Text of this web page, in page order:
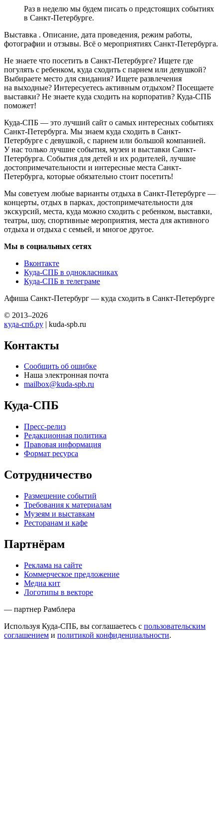
Раз в неделю мы будем писать о предстоящих событиях
в Санкт-Петербурге.
Выставка . Описание, дата проведения, режим работы,
фотографии и отзывы. Всё о мероприятиях Санкт-Петербурга.
Не знаете что посетить в Санкт-Петербурге? Ищете где
погулять с ребенком, куда сходить с парнем или девушкой?
Выбираете место для свидания? Ищете развлечения
на выходные? Интересуетесь активным отдыхом? Посещаете
выставки? Не знаете куда сходить на корпоратив? Куда-СПБ
поможет!
Куда-СПБ — это лучший сайт о самых интересных событиях
Санкт-Петербурга. Мы знаем куда сходить в Санкт-
Петербурге с девушкой, с парнем или большой компанией.
У нас только лучшие события, музеи и выставки Санкт-
Петербурга. События для детей и их родителей, лучшие
достопримечательности и интересные места Санкт-
Петербурга, которые обязательно стоит посетить!
Мы советуем любые варианты отдыха в Санкт-Петербурге —
концерты, отдых в парках, достопримечательности для
экскурсий, места, куда можно сходить с ребенком, выставки,
театры, шоу, спортивные мероприятия, места для активного
отдыха и отдыха с семьей, и многое другое.
Мы в социальных сетях
Вконтакте
Куда-СПБ в однокласниках
Куда-СПБ в телеграме
Афиша Санкт-Петербург — куда сходить в Санкт-Петербурге
© 2013–2026
куда-спб.ру | kuda-spb.ru
Контакты
Сообщить об ошибке
Наша электронная почта
mailbox@kuda-spb.ru
Куда-СПБ
Пресс-релиз
Редакционная политика
Правовая информация
Формат ресурса
Сотрудничество
Размещение событий
Требования к материалам
Музеям и выставкам
Ресторанам и кафе
Партнёрам
Реклама на сайте
Коммерческое предложение
Медиа кит
Логотипы в векторе
— партнер Рамблера
Используя Куда-СПБ, вы соглашаетесь с пользовательским
соглашением и политикой конфиденциальности.